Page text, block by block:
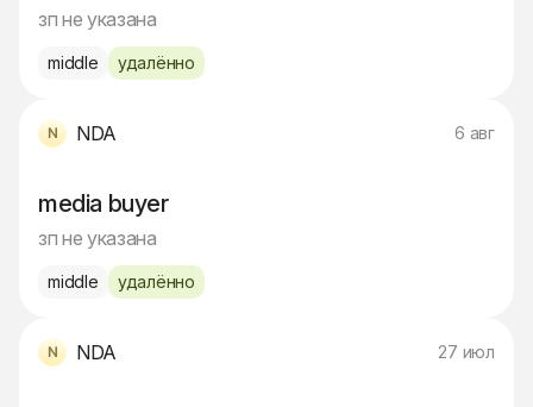
зп не указана
middle удалённо
NDA 6 авг
media buyer
зп не указана
middle удалённо
NDA 27 июл